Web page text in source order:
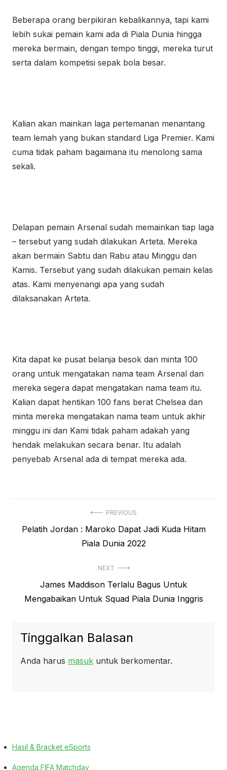
Beberapa orang berpikiran kebalikannya, tapi kami
lebih sukai pemain kami ada di Piala Dunia hingga
mereka bermain, dengan tempo tinggi, mereka turut
serta dalam kompetisi sepak bola besar.
Kalian akan mainkan laga pertemanan menantang
team lemah yang bukan standard Liga Premier. Kami
cuma tidak paham bagaimana itu menolong sama
sekali.
Delapan pemain Arsenal sudah memainkan tiap laga
– tersebut yang sudah dilakukan Arteta. Mereka
akan bermain Sabtu dan Rabu atau Minggu dan
Kamis. Tersebut yang sudah dilakukan pemain kelas
atas. Kami menyenangi apa yang sudah
dilaksanakan Arteta.
Kita dapat ke pusat belanja besok dan minta 100
orang untuk mengatakan nama team Arsenal dan
mereka segera dapat mengatakan nama team itu.
Kalian dapat hentikan 100 fans berat Chelsea dan
minta mereka mengatakan nama team untuk akhir
minggu ini dan Kami tidak paham adakah yang
hendak melakukan secara benar. Itu adalah
penyebab Arsenal ada di tempat mereka ada.
pos
PREVIOUS
Previous
Pelatih Jordan : Maroko Dapat Jadi Kuda Hitam
Piala Dunia 2022
NEXT
post:
James Maddison Terlalu Bagus Untuk
Mengabaikan Untuk Squad Piala Dunia Inggris
Tinggalkan Balasan
Anda harus masuk untuk berkomentar.
Hasil & Bracket eSports
Agenda FIFA Matchday